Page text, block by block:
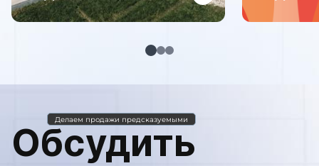
Делаем продажи предсказуемыми
Обсудить